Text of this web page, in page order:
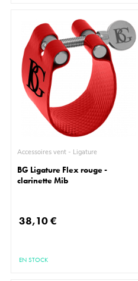
Accessoires vent - Ligature
BG Ligature Flex rouge -
clarinette Mib
38,10 €
EN STOCK